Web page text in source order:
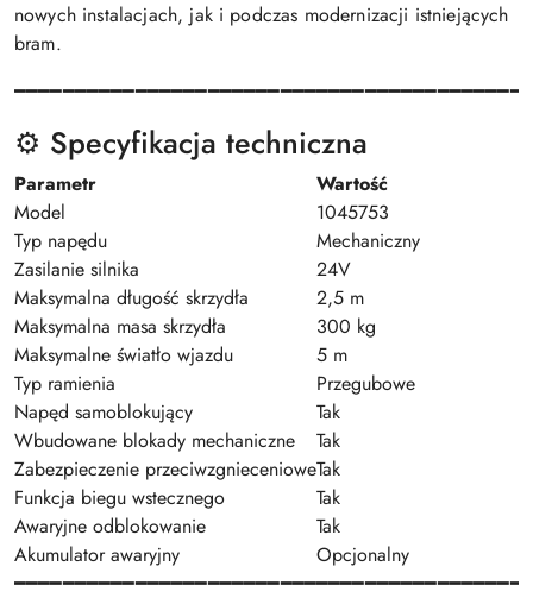
nowych instalacjach, jak i podczas modernizacji istniejących
bram.
⚙️ Specyfikacja techniczna
Parametr
Wartość
Model
1045753
Typ napędu
Mechaniczny
Zasilanie silnika
24V
Maksymalna długość skrzydła
2,5 m
Maksymalna masa skrzydła
300 kg
Maksymalne światło wjazdu
5 m
Typ ramienia
Przegubowe
Napęd samoblokujący
Tak
Wbudowane blokady mechaniczne
Tak
Zabezpieczenie przeciwzgniecenioweTak
Funkcja biegu wstecznego
Tak
Awaryjne odblokowanie
Tak
Akumulator awaryjny
Opcjonalny